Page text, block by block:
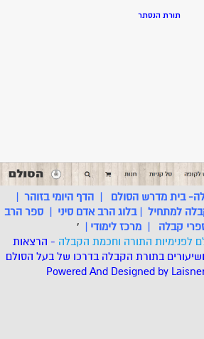
תורת הנסתר
בית מדרש הסולם |הדף היומי בזוהר |
למתחיל |בלוג הרב אדם סיני |ספר הרב
קבלה | מרכז לימודי |
'
לפנימיות התורה וחכמת הקבלה - הרצאות
בתורת הקבלה בדרכו של בעל הסולם
Powered And Designed by